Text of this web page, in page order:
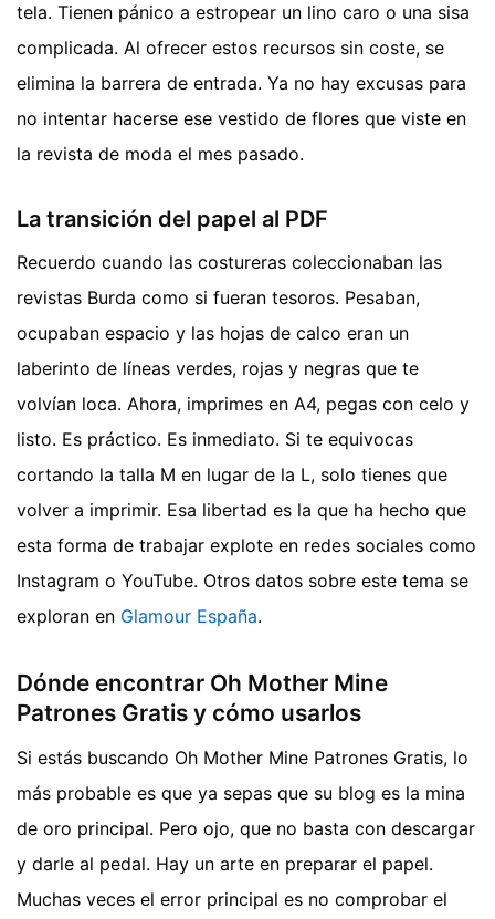
tela. Tienen pánico a estropear un lino caro o una sisa
complicada. Al ofrecer estos recursos sin coste, se
elimina la barrera de entrada. Ya no hay excusas para
no intentar hacerse ese vestido de flores que viste en
la revista de moda el mes pasado.
La transición del papel al PDF
Recuerdo cuando las costureras coleccionaban las
revistas Burda como si fueran tesoros. Pesaban,
ocupaban espacio y las hojas de calco eran un
laberinto de líneas verdes, rojas y negras que te
volvían loca. Ahora, imprimes en A4, pegas con celo y
listo. Es práctico. Es inmediato. Si te equivocas
cortando la talla M en lugar de la L, solo tienes que
volver a imprimir. Esa libertad es la que ha hecho que
esta forma de trabajar explote en redes sociales como
Instagram o YouTube. Otros datos sobre este tema se
exploran en Glamour España.
Dónde encontrar Oh Mother Mine
Patrones Gratis y cómo usarlos
Si estás buscando Oh Mother Mine Patrones Gratis, lo
más probable es que ya sepas que su blog es la mina
de oro principal. Pero ojo, que no basta con descargar
y darle al pedal. Hay un arte en preparar el papel.
Muchas veces el error principal es no comprobar el